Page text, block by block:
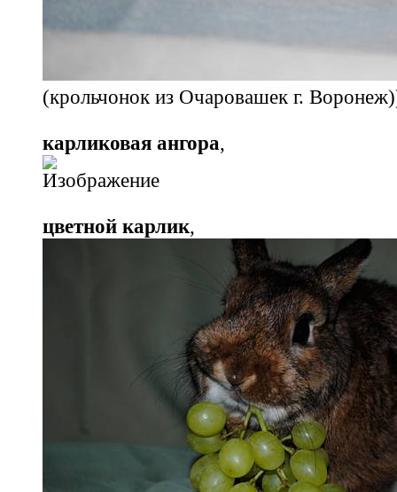
(крольчонок из Очаровашек г.
карликовая ангора,
цветной карлик,